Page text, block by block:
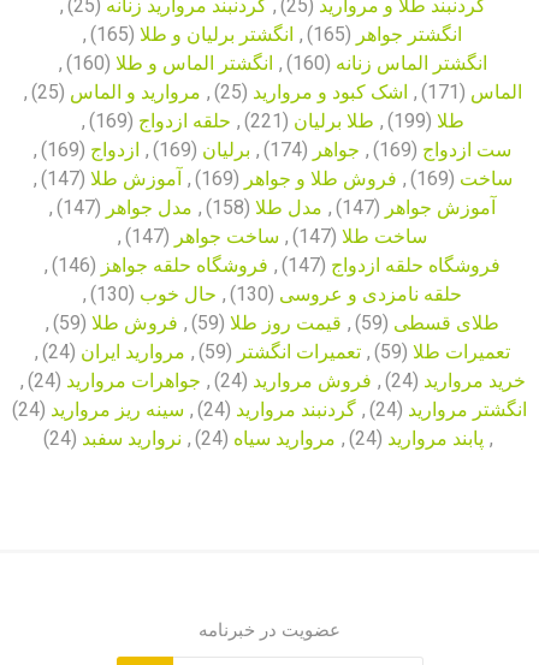
گردنبند طلا و مروارید (25)
, گردنبند مروارید زنانه (25)
,
انگشتر جواهر (165)
, انگشتر برلیان و طلا (165)
,
انگشتر الماس زنانه (160)
, انگشتر الماس و طلا (160)
,
الماس (171)
, اشک کبود و مروارید (25)
, مروارید و الماس (25)
,
طلا (199)
, طلا برلیان (221)
, حلقه ازدواج (169)
,
ست ازدواج (169)
, جواهر (174)
, برلیان (169)
, ازدواج (169)
,
ساخت (169)
, فروش طلا و جواهر (169)
, آموزش طلا (147)
,
آموزش جواهر (147)
, مدل طلا (158)
, مدل جواهر (147)
,
ساخت طلا (147)
, ساخت جواهر (147)
,
فروشگاه حلقه ازدواج (147)
, فروشگاه حلقه جواهز (146)
,
حلقه نامزدی و عروسی (130)
, حال خوب (130)
,
طلای قسطی (59)
, قیمت روز طلا (59)
, فروش طلا (59)
,
تعمیرات طلا (59)
, تعمیرات انگشتر (59)
, مروارید ایران (24)
,
خرید مروارید (24)
, فروش مروارید (24)
, جواهرات مروارید (24)
,
انگشتر مروارید (24)
, گردنبند مروارید (24)
, سینه ریز مروارید (24)
, پابند مروارید (24)
, مروارید سیاه (24)
, نروارید سفبد (24)
عضویت در خبرنامه